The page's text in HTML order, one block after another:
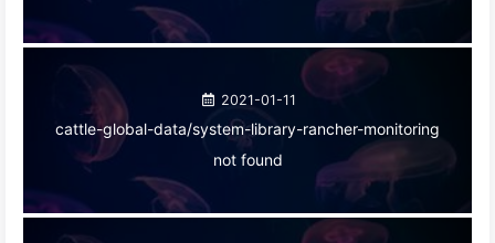
2021-01-11
cattle-global-data/system-library-rancher-monitoring
not found